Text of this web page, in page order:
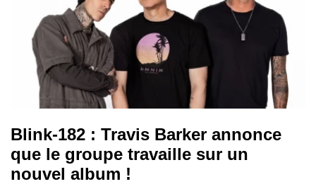
Blink-182 : Travis Barker annonce
que le groupe travaille sur un
nouvel album !